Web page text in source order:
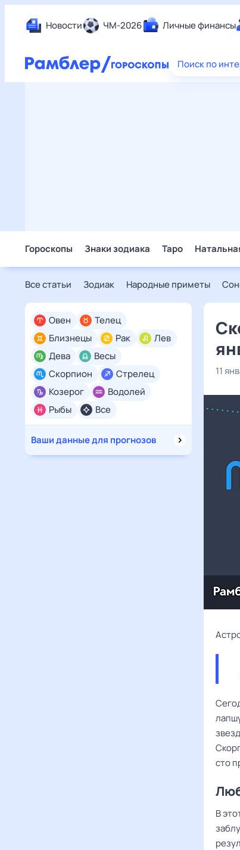
Новости ЧМ-2026 Личные финансы
Поиск по
Гороскопы Знаки зодиака Таро
Все статьи Зодиак Народные приметы
Все
Овен
Телец
Близнецы
Рак
Лев
Дева
Весы
Скорпион
Стрелец
Козерог
Водолей
Рыбы
Ваши данные для прогнозов
11
сто
В